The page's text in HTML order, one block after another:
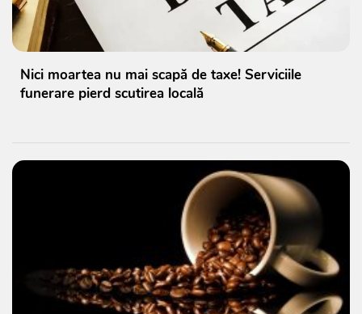
Nici moartea nu mai scapă de taxe! Serviciile
funerare pierd scutirea locală